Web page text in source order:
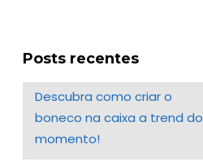
Posts recentes
Descubra como criar o
boneco na caixa a trend do
momento!